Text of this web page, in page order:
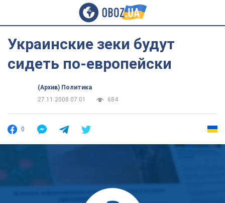
Украинские зеки будут
сидеть по-европейски
(Архив) Политика
27.11.2008 07:01
684
0